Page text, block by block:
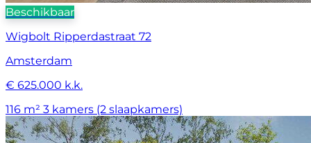
Beschikbaar
Wigbolt Ripperdastraat 72
Amsterdam
€ 625.000 k.k.
116 m² 3 kamers (2 slaapkamers)